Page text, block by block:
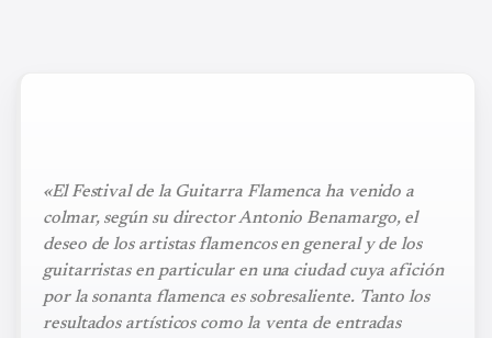
«El Festival de la Guitarra Flamenca ha venido a
colmar, según su director Antonio Benamargo, el
deseo de los artistas flamencos en general y de los
guitarristas en particular en una ciudad cuya afición
por la sonanta flamenca es sobresaliente. Tanto los
resultados artísticos como la venta de entradas